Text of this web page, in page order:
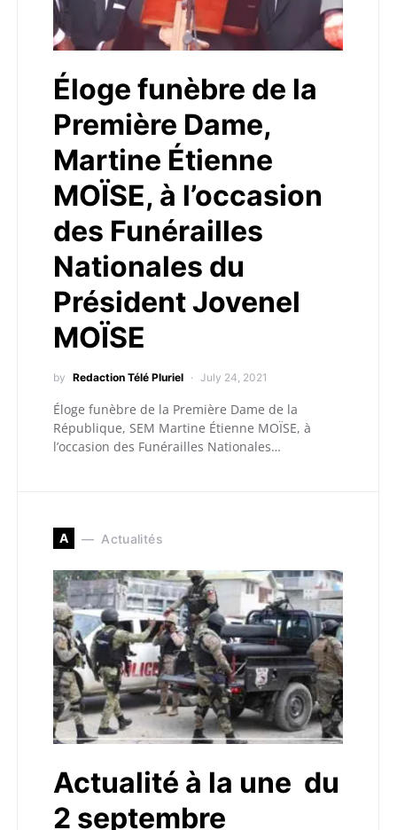
Éloge funèbre de la
Première Dame,
Martine Étienne
MOÏSE, à l’occasion
des Funérailles
Nationales du
Président Jovenel
MOÏSE
by Redaction Télé Pluriel July 24, 2021
Éloge funèbre de la Première Dame de la
République, SEM Martine Étienne MOÏSE, à
l’occasion des Funérailles Nationales…
A Actualités
Actualité à la une du
2 septembre